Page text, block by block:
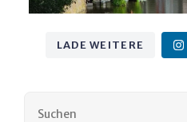
LADE WEITERE